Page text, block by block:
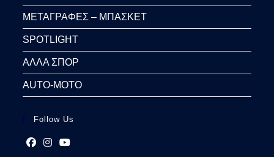
ΜΕΤΑΓΡΑΦΕΣ – ΜΠΑΣΚΕΤ
SPOTLIGHT
ΑΛΛΑ ΣΠΟΡ
AUTO-MOTO
Follow Us